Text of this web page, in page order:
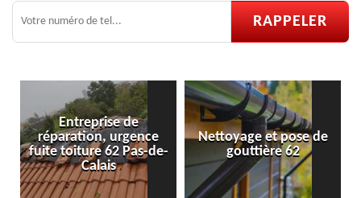
de-
Nettoyage et pose de
gouttière 62
Pose et réparation de
velux 62